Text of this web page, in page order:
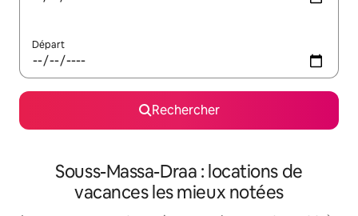
Départ
Rechercher
Souss-Massa-Draa : locations de
vacances les mieux notées